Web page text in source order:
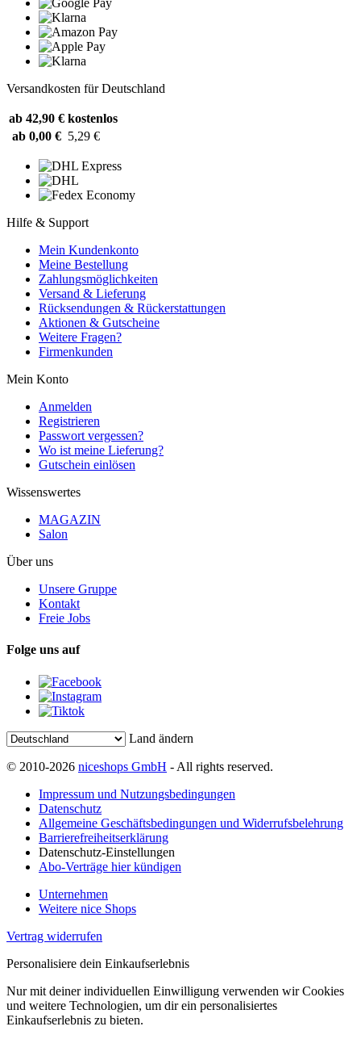
Versandkosten für Deutschland
ab 42,90 € kostenlos
ab 0,00 € 5,29 €
Hilfe & Support
Mein Kundenkonto
Meine Bestellung
Zahlungsmöglichkeiten
Versand & Lieferung
Rücksendungen & Rückerstattungen
Aktionen & Gutscheine
Weitere Fragen?
Firmenkunden
Mein Konto
Anmelden
Registrieren
Passwort vergessen?
Wo ist meine Lieferung?
Gutschein einlösen
Wissenswertes
MAGAZIN
Salon
Über uns
Unsere Gruppe
Kontakt
Freie Jobs
Folge uns auf
Land ändern
© 2010-2026 niceshops GmbH - All rights reserved.
Impressum und Nutzungsbedingungen
Datenschutz
Allgemeine Geschäftsbedingungen und Widerrufsbelehrung
Barrierefreiheitserklärung
Datenschutz-Einstellungen
Abo-Verträge hier kündigen
Unternehmen
Weitere nice Shops
Vertrag widerrufen
Personalisiere dein Einkaufserlebnis
Nur mit deiner individuellen Einwilligung verwenden wir Cookies
und weitere Technologien, um dir ein personalisiertes
Einkaufserlebnis zu bieten.